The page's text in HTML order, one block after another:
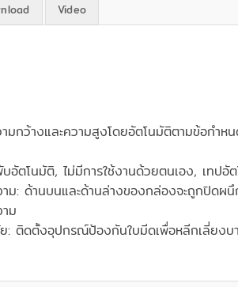
Video
มกว้างและความสูงโดยอัตโนมัติตามข้อกำ
อัตโนมัติ, ไม่มีการใช้งานด้วยตนเอง, เทป
: ด้านบนและด้านล่างของกล่องจะถูกปิดผนึ
ม
ติดตั้งอุปกรณ์ป้องกันใบมีดเพื่อหลีกเลี่ยงบา